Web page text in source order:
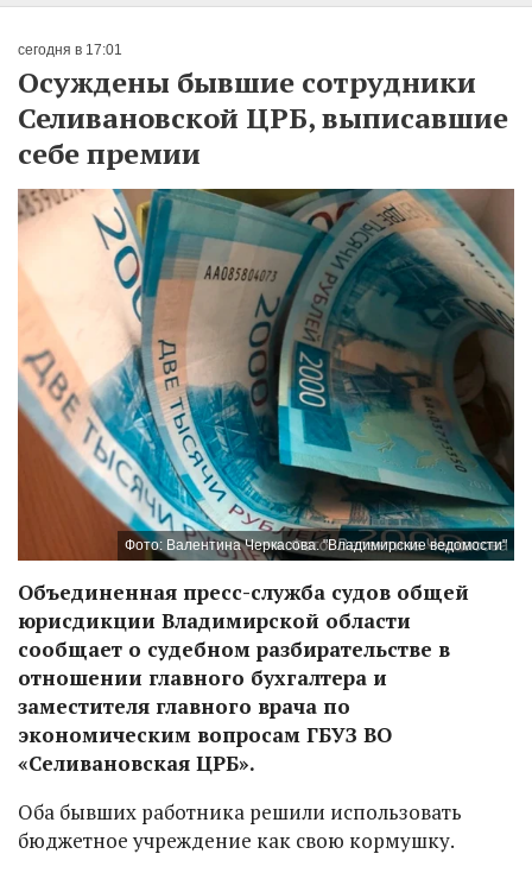
сегодня в 17:01
Осуждены бывшие сотрудники
Селивановской ЦРБ, выписавшие
себе премии
Фото: Валентина Черкасова. "Владимирские ведомости"
Объединенная пресс-служба судов общей
юрисдикции Владимирской области
сообщает о судебном разбирательстве в
отношении главного бухгалтера и
заместителя главного врача по
экономическим вопросам ГБУЗ ВО
«Селивановская ЦРБ».
Оба бывших работника решили использовать
бюджетное учреждение как свою кормушку.